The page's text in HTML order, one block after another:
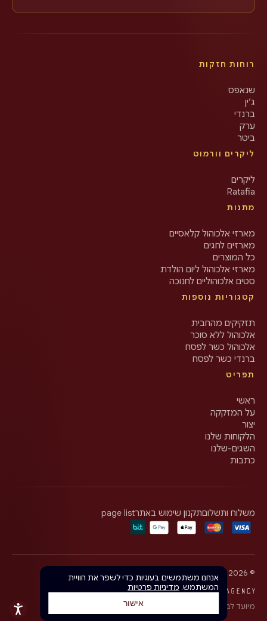
רוחות חזקות
שנאפס
ג’ין
ברנדי
ערק
ביטר
ליקרים וורמוט
ליקרים
Ratafia
מתנות
מארזי אלכוהול קלאסיים
מארזים לחגים
כל המוצרים
מארזי אלכוהול ליום הולדת
סטים אלכוהוליים לחנוכה
קטגוריות נוספות
תזקיקים מהחבית
אלכוהול ללא סוכר
אלכוהול כשר לפסח
ברנדי כשר לפסח
תפריט
ראשי
על המזקקה
יצור
הלקוחות שלנו
השגים-שלנו
כתבות
משלוח ותשלוםתקנון שימוש באתרpage list
©
2026Olgar Distillery · כל הזכויות שמורות
מיועד לבני 18+ בלבד. יש לצרוך באחריות.
אנחנו משתמשים בעוגיות כדי לשפר את חוויית
המשתמש. מדיניות פרטיות
אישור